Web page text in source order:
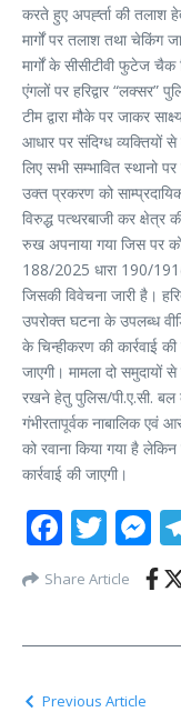
करते हुए अपर्ह्ता की
मार्गों पर तलाश तथा चेकिंग
मार्गों के सीसीटीवी फुटेज
एंगलों पर हरिद्वार “लक्सर”
टीम द्वारा मौके पर जाकर
आधार पर संदिग्ध व्यक्तियों
लिए सभी सम्भावित स्थानो
उक्त प्रकरण को
विरुद्ध पत्थरबाजी कर क्षेत्र
रुख अपनाया गया जिस पर
188/2025 धारा 190/
जिसकी विवेचना जारी है।
उपरोक्त घटना के उपलब्ध
के चिन्हीकरण की कार्रवाई
जाएगी। मामला दो समुदायों
रखने हेतु पुलिस/पी.ए.सी. बल
गंभीरतापूर्वक नाबालिक एवं
को रवाना किया गया है
कार्रवाई की जाएगी।
Share Article
Previous Article